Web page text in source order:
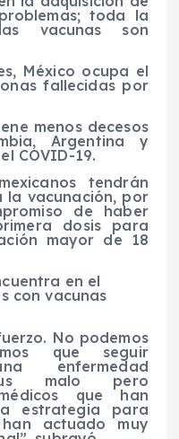
toda la
vacunas son
México ocupa el
fallecidas por
menos decesos
Argentina y
COVID-19.
tendrán
la vacunación, por
de haber
dosis para
mayor de 18
en el
con vacunas
No podemos
que seguir
enfermedad
malo pero
que han
estrategia para
actuado muy